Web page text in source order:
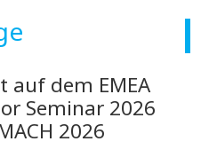
auf dem EMEA
Seminar 2026
2026